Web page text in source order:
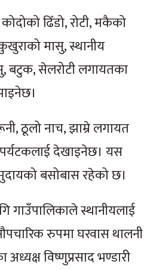
ढिँडो, रोटी, मकैको
मासु, स्थानीय
बटुक, सेलरोटी लगायतका
ठूलो नाच, झाम्रे लगायत
देखाइनेछ। यस
बसोबास रहेको छ।
गाउँपालिकाले स्थानीयलाई
रुपमा घरवास थालनी
विष्णुप्रसाद भण्डारी